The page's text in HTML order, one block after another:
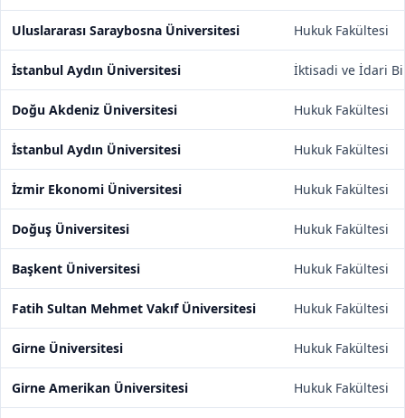
Uluslararası Saraybosna Üniversitesi Hukuk Fakültesi
İstanbul Aydın Üniversitesi İktisadi ve İdari
Doğu Akdeniz Üniversitesi Hukuk Fakültesi
İstanbul Aydın Üniversitesi Hukuk Fakültesi
İzmir Ekonomi Üniversitesi Hukuk Fakültesi
Doğuş Üniversitesi Hukuk Fakültesi
Başkent Üniversitesi Hukuk Fakültesi
Fatih Sultan Mehmet Vakıf Üniversitesi Hukuk Fakültesi
Girne Üniversitesi Hukuk Fakültesi
Girne Amerikan Üniversitesi Hukuk Fakültesi